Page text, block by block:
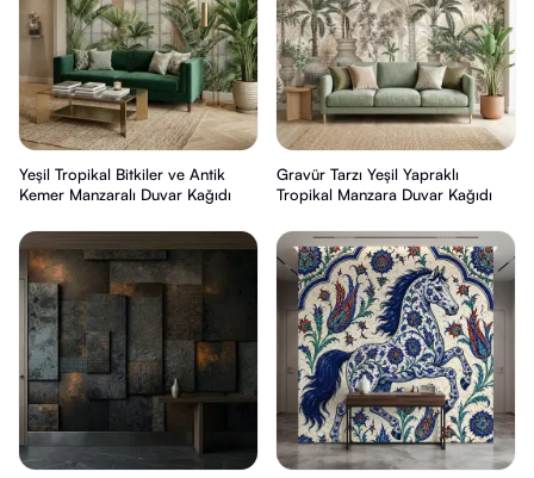
Yeşil Tropikal Bitkiler ve Antik
Kemer Manzaralı Duvar Kağıdı
Gravür Tarzı Yeşil Yapraklı
Tropikal Manzara Duvar Kağıdı